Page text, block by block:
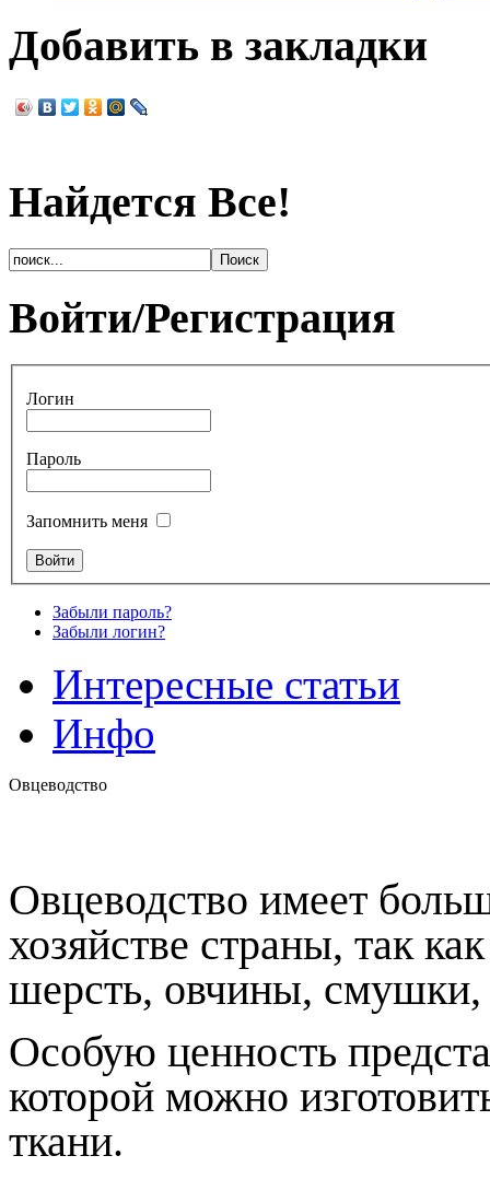
Добавить в закладки
Найдется Все!
Войти/Регистрация
Логин
Пароль
Запомнить меня
Забыли пароль?
Забыли логин?
Интересные статьи
Инфо
Овцеводство
Овцеводство имеет
хозяйстве страны, так
шерсть, овчины, смушки,
Особую ценность
которой можно
ткани.